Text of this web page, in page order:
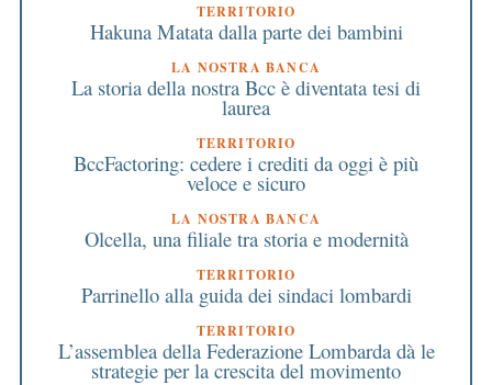
TERRITORIO
Hakuna Matata dalla parte dei bambini
LA NOSTRA BANCA
La storia della nostra Bcc è diventata tesi di
laurea
TERRITORIO
BccFactoring: cedere i crediti da oggi è più
veloce e sicuro
LA NOSTRA BANCA
Olcella, una filiale tra storia e modernità
TERRITORIO
Parrinello alla guida dei sindaci lombardi
TERRITORIO
L’assemblea della Federazione Lombarda dà le
strategie per la crescita del movimento